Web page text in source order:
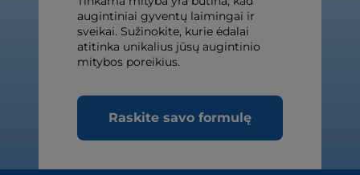
augintiniai gyventų laimingai ir
sveikai. Sužinokite, kurie ėdalai
atitinka unikalius jūsų augintinio
mitybos poreikius.
Raskite savo formulę